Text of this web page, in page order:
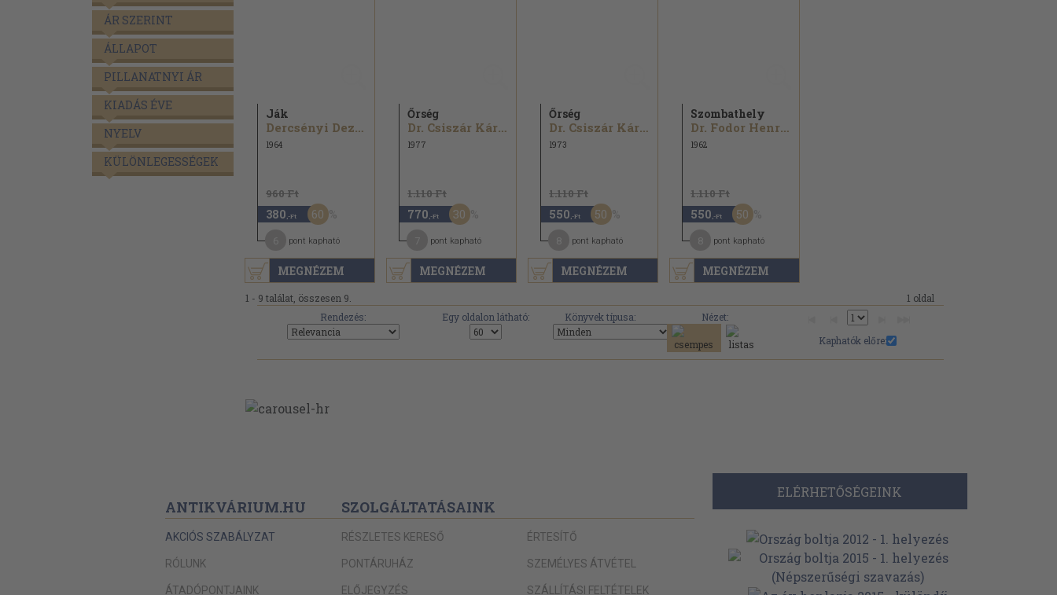
ÁR SZERINT
ÁLLAPOT
PILLANATNYI ÁR
KIADÁS ÉVE
NYELV
KÜLÖNLEGESSÉGEK
MEGNÉZEM
Ják
Dercsényi Dezső
1964
960 Ft
380 ,-Ft 60
pont kapható
MEGNÉZEM
Őrség
Dr. Csiszár Károly
1977
1.110 Ft
770 ,-Ft 30
pont kapható
MEGNÉZEM
Őrség
Dr. Csiszár Károly
1973
1.110 Ft
550 ,-Ft 50
pont kapható
MEGNÉZEM
Szombathely
Dr. Fodor Henrik...
1962
1.110 Ft
550 ,-Ft 50
pont kapható
1 - 9 találat, összesen 9.
1 oldal
Rendezés:
Egy oldalon látható: Könyvek típusa:
Nézet:
Kaphatók előre:
ANTIKVÁRIUM.HU
AKCIÓS SZABÁLYZAT
RÓLUNK
ÁTADÓPONTJAINK
SZOLGÁLTATÁSAINK
RÉSZLETES KERESŐ
PONTÁRUHÁZ
ELŐJEGYZÉS
ÉRTESÍTŐ
SZEMÉLYES ÁTVÉTEL
SZÁLLÍTÁSI FELTÉTELEK
ELÉRHETŐSÉGEINK